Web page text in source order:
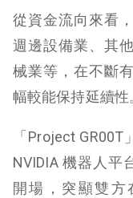
從資金流向來看
週邊設備業、其
械業等，在不斷
幅較能保持延續性
「Project
NVIDIA 機器人平
開場，突顯雙方